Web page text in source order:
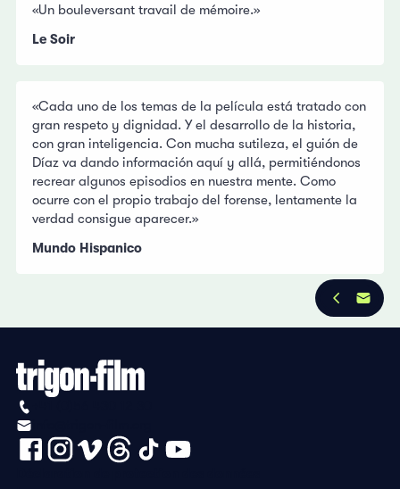
«Un bouleversant travail de mémoire.»
Le Soir
«Cada uno de los temas de la película está tratado con
gran respeto y dignidad. Y el desarrollo de la historia,
con gran inteligencia. Con mucha sutileza, el guión de
Díaz va dando información aquí y allá, permitiéndonos
recrear algunos episodios en nuestra mente. Como
ocurre con el propio trabajo del forense, lentamente la
verdad consigue aparecer.»
Mundo Hispanico